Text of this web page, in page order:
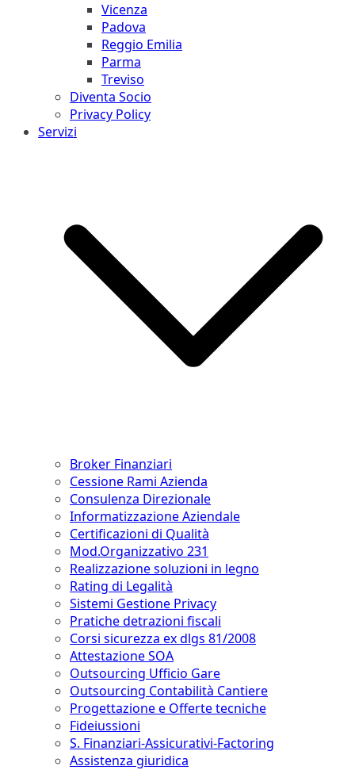
Vicenza
Padova
Reggio Emilia
Parma
Treviso
Diventa Socio
Privacy Policy
Servizi
Broker Finanziari
Cessione Rami Azienda
Consulenza Direzionale
Informatizzazione Aziendale
Certificazioni di Qualità
Mod.Organizzativo 231
Realizzazione soluzioni in legno
Rating di Legalità
Sistemi Gestione Privacy
Pratiche detrazioni fiscali
Corsi sicurezza ex dlgs 81/2008
Attestazione SOA
Outsourcing Ufficio Gare
Outsourcing Contabilità Cantiere
Progettazione e Offerte tecniche
Fideiussioni
S. Finanziari-Assicurativi-Factoring
Assistenza giuridica